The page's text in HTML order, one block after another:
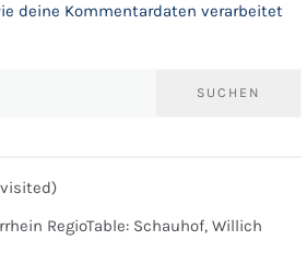
deine Kommentardaten verarbeitet
RegioTable: Schauhof, Willich